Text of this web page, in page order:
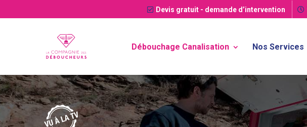
Devis gratuit - demande d’intervention
Débouchage Canalisation Nos Services